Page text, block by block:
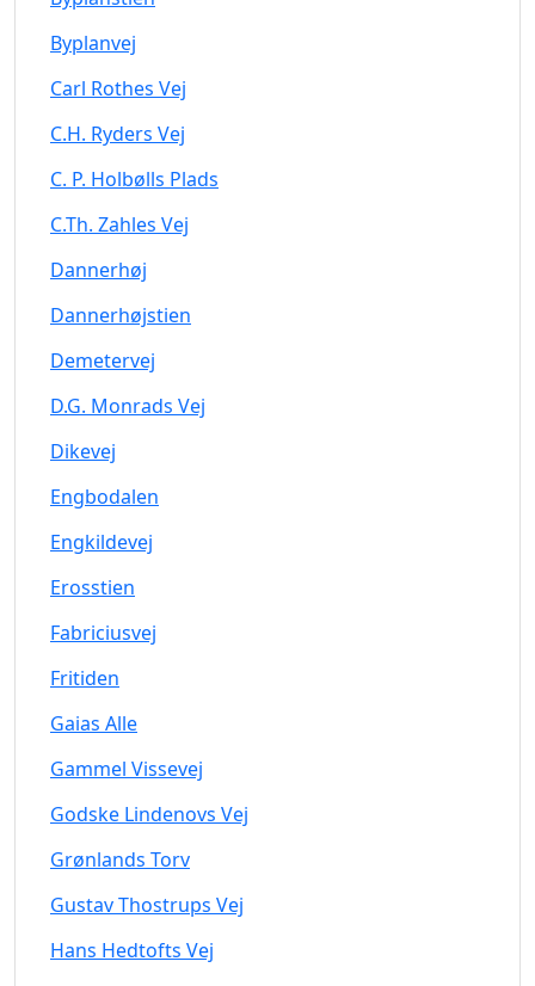
Byplanvej
Carl Rothes Vej
C.H. Ryders Vej
C. P. Holbølls Plads
C.Th. Zahles Vej
Dannerhøj
Dannerhøjstien
Demetervej
D.G. Monrads Vej
Dikevej
Engbodalen
Engkildevej
Erosstien
Fabriciusvej
Fritiden
Gaias Alle
Gammel Vissevej
Godske Lindenovs Vej
Grønlands Torv
Gustav Thostrups Vej
Hans Hedtofts Vej